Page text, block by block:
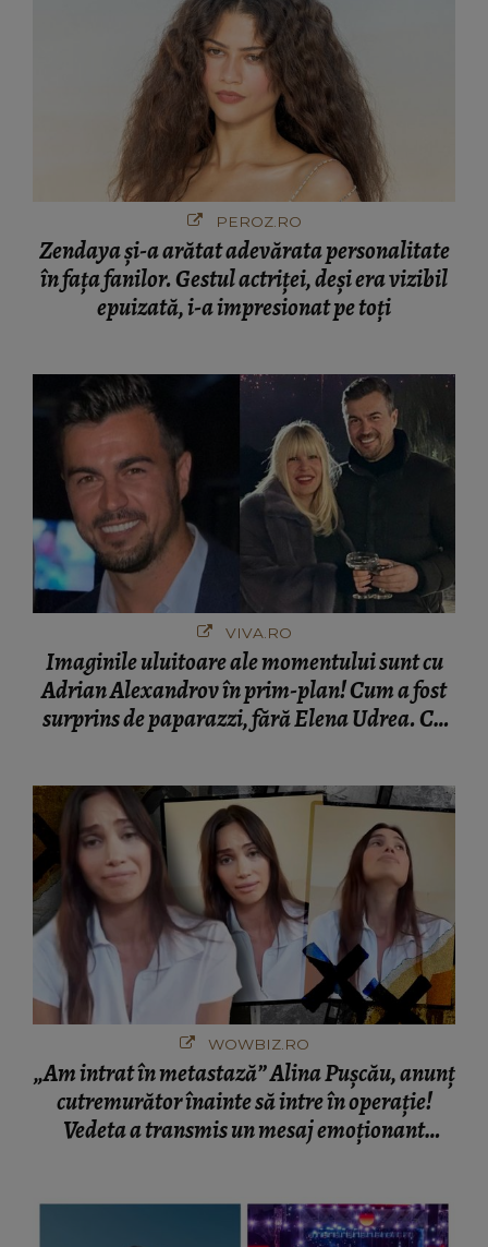
PEROZ.RO
Zendaya și-a arătat adevărata personalitate
în fața fanilor. Gestul actriței, deși era vizibil
epuizată, i-a impresionat pe toți
VIVA.RO
Imaginile uluitoare ale momentului sunt cu
Adrian Alexandrov în prim-plan! Cum a fost
surprins de paparazzi, fără Elena Udrea. Cu
WOWBIZ.RO
„Am intrat în metastază” Alina Pușcău, anunț
cutremurător înainte să intre în operație!
Vedeta a transmis un mesaj emoționant